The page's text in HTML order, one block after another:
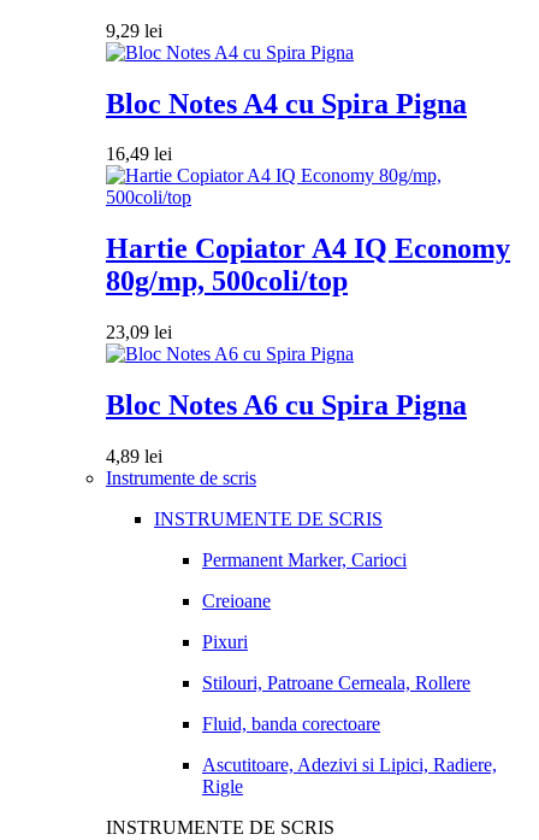
9,29 lei
Bloc Notes A4 cu Spira Pigna
16,49 lei
Hartie Copiator A4 IQ Economy
80g/mp, 500coli/top
23,09 lei
Bloc Notes A6 cu Spira Pigna
4,89 lei
Instrumente de scris
INSTRUMENTE DE SCRIS
Permanent Marker, Carioci
Creioane
Pixuri
Stilouri, Patroane Cerneala, Rollere
Fluid, banda corectoare
Ascutitoare, Adezivi si Lipici, Radiere,
Rigle
INSTRUMENTE DE SCRIS